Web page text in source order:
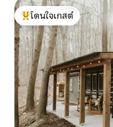
โดนใจเกสต์ที่สุด
โดนใจเกสต์